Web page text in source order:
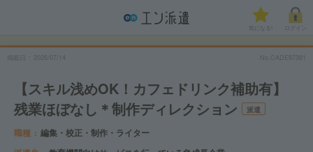
気になる!
2026/07/14 No.CADE97381
【スキル浅めOK！カフェドリンク補助有】
残業ほぼなし＊制作ディレクション
派遣
職種
編集・校正・制作・ライター